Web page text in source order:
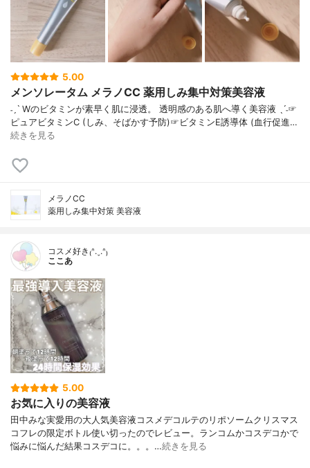
5.00
メンソレータム メラノCC 薬用しみ集中対策美容液
˗ˏˋ Wのビタミンが素早く肌に浸透。 透明感のある肌へ導く美容液 ˎˊ˗☞
ピュアビタミンC (しみ、そばかす予防)☞ビタミンE誘導体 (血行促進…
続きを見る
メラノCC
薬用しみ集中対策 美容液
コスメ好き₍ᐢ.ˬ.ᐢ₎
ここあ
5.00
お気に入りの美容液
田中みな実愛用の大人気美容液コスメデコルテのリポソームクリスマス
コフレの限定ボトル使い切ったのでレビュー。ランコムかコスデコかで
悩みに悩んだ結果コスデコに。。。…続きを見る